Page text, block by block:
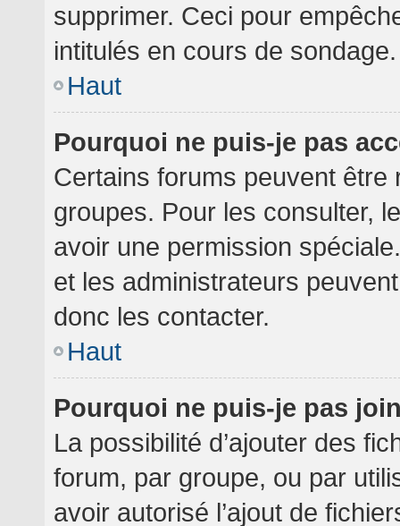
supprimer. Ceci pour
intitulés en cours de sondage.
Haut
Pourquoi ne puis-je pas
Certains forums peuvent
groupes. Pour les consulter,
avoir une permission
et les administrateurs
donc les contacter.
Haut
Pourquoi ne puis-je pas
La possibilité d’ajouter des
forum, par groupe, ou par
avoir autorisé l’ajout de